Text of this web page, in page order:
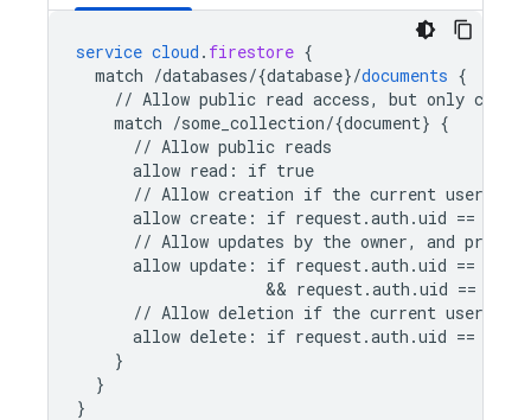
service cloud . firestore {
match /databases/{database}/documents {
// Allow public read access, but only
match /some_collection/{document} {
// Allow public reads
allow read : if true
// Allow creation if the current user
allow create : if request.auth .uid ==
// Allow updates by the owner, and prevent
allow update : if request.auth .uid ==
                    &&
request.auth .uid ==
// Allow deletion if the current user
allow delete : if request.auth .uid ==
}
}
}